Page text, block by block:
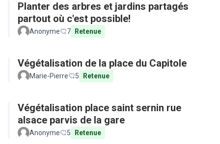
Planter des arbres et jardins partagés
partout où c'est possible!
Anonyme 7 Retenue
Végétalisation de la place du Capitole
Marie-Pierre 5 Retenue
Végétalisation place saint sernin rue
alsace parvis de la gare
Anonyme 5 Retenue